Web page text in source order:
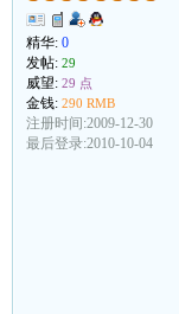
精华: 0
发帖: 29
威望: 29 点
金钱: 290 RMB
注册时间:2009-12-30
最后登录:2010-10-04